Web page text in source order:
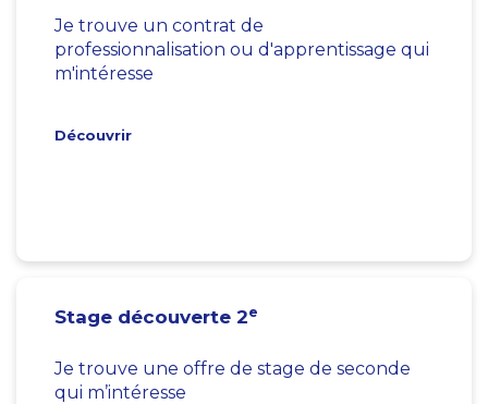
Je trouve un contrat de
professionnalisation ou d'apprentissage qui
m'intéresse
Découvrir
Stage découverte 2e
Je trouve une offre de stage de seconde
qui m’intéresse